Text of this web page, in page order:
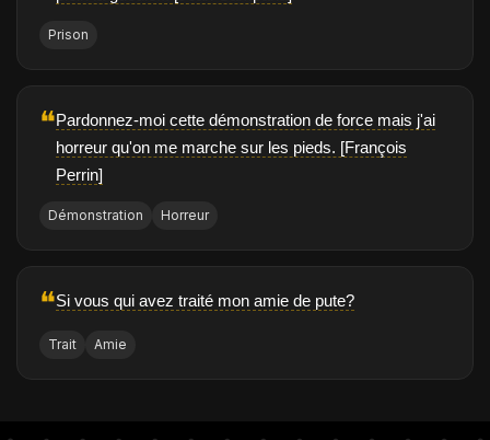
Prison
❝Pardonnez-moi cette démonstration de force mais j'ai
horreur qu'on me marche sur les pieds. [François
Perrin]
Démonstration Horreur
❝Si vous qui avez traité mon amie de pute?
Trait Amie